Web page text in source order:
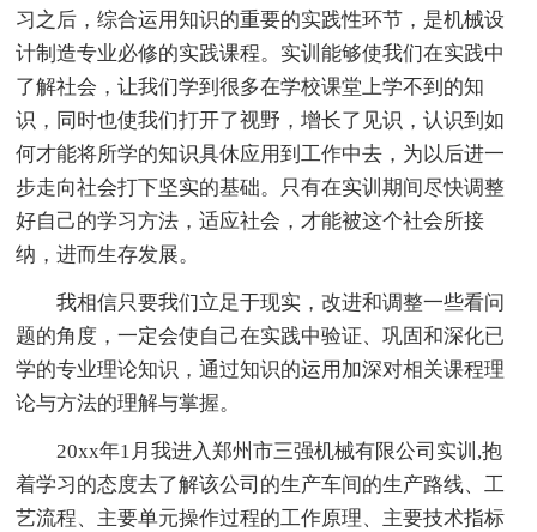
习之后，综合运用知识的重要的实践性环节，是机械设
计制造专业必修的实践课程。实训能够使我们在实践中
了解社会，让我们学到很多在学校课堂上学不到的知
识，同时也使我们打开了视野，增长了见识，认识到如
何才能将所学的知识具休应用到工作中去，为以后进一
步走向社会打下坚实的基础。只有在实训期间尽快调整
好自己的学习方法，适应社会，才能被这个社会所接
纳，进而生存发展。
我相信只要我们立足于现实，改进和调整一些看问
题的角度，一定会使自己在实践中验证、巩固和深化已
学的专业理论知识，通过知识的运用加深对相关课程理
论与方法的理解与掌握。
20xx年1月我进入郑州市三强机械有限公司实训,抱
着学习的态度去了解该公司的生产车间的生产路线、工
艺流程、主要单元操作过程的工作原理、主要技术指标